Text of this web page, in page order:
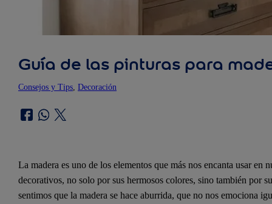
Guía de las pinturas para
Consejos y Tips, Decoración
La madera es uno de los elementos que más nos encanta usar en
decorativos, no solo por sus hermosos colores, sino también por
sentimos que la madera se hace aburrida, que no nos emociona